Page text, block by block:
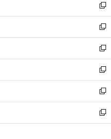
く
で
開
く
ド
ウ
で
開
く
ィ
ン
ド
ウ
で
開
く
い
ウ
ィ
ン
ド
ウ
で
開
く
新
し
い
ウ
ィ
ン
ド
ウ
で
開
く
新
し
い
ウ
ィ
ン
ド
ウ
で
開
新
し
い
ウ
ィ
ン
ド
ウ
新
し
い
ウ
ィ
ン
新
し
い
ウ
新
し